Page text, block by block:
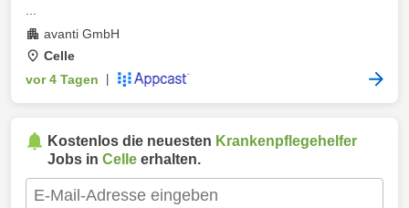
avanti GmbH
Celle
vor 4 Tagen
Kostenlos die neuesten Krankenpflegehelfer
Jobs in Celle erhalten.